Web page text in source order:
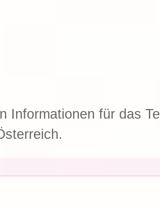
Informationen für das